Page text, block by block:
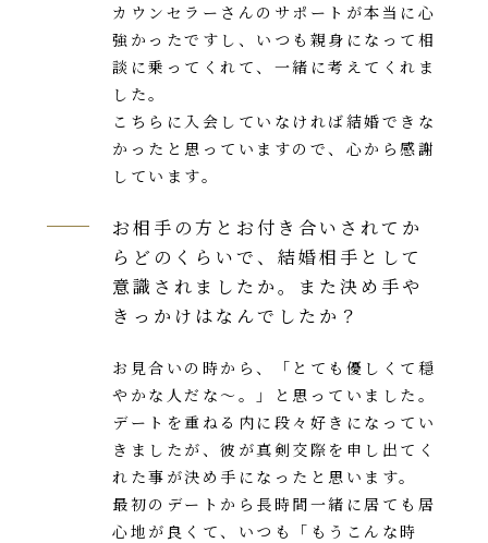
カウンセラーさんのサポートが本当に心
強かったですし、いつも親身になって相
談に乗ってくれて、一緒に考えてくれま
した。
こちらに入会していなければ結婚できな
かったと思っていますので、心から感謝
しています。
お相手の方とお付き合いされてか
らどのくらいで、結婚相手として
意識されましたか。また決め手や
きっかけはなんでしたか？
お見合いの時から、「とても優しくて穏
やかな人だな～。」と思っていました。
デートを重ねる内に段々好きになってい
きましたが、彼が真剣交際を申し出てく
れた事が決め手になったと思います。
最初のデートから長時間一緒に居ても居
心地が良くて、いつも「もうこんな時